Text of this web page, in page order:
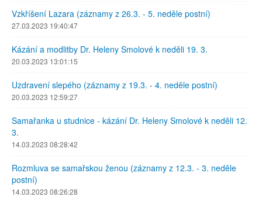
Vzkříšení Lazara (záznamy z 26.3. - 5. neděle postní)
27.03.2023 19:40:47
Kázání a modlitby Dr. Heleny Smolové k neděli 19. 3.
20.03.2023 13:01:15
Uzdravení slepého (záznamy z 19.3. - 4. neděle postní)
20.03.2023 12:59:27
Samařanka u studnice - kázání Dr. Heleny Smolové k neděli 12.
3.
14.03.2023 08:28:42
Rozmluva se samařskou ženou (záznamy z 12.3. - 3. neděle
postní)
14.03.2023 08:26:28